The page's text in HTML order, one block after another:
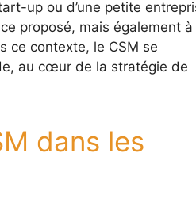
up ou d’une petite
proposé, mais également à
ce contexte, le CSM se
au cœur de la stratégie de
dans les